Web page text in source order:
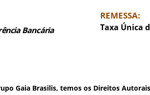
Bancária
REMESSA:
Taxa Única
Gaia Brasilis, temos os Direitos